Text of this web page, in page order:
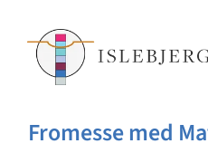
Fromesse med